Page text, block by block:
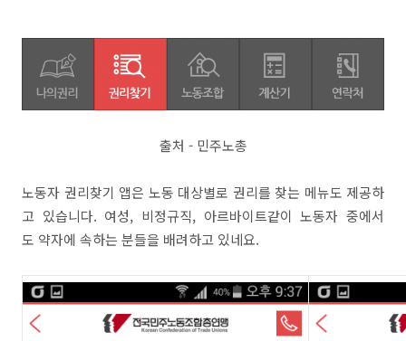
출처 - 민주노총
노동자 권리찾기 앱은 노동 대상별로 권리를 찾는 메뉴도 제공하
고 있습니다. 여성, 비정규직, 아르바이트같이 노동자 중에서
도 약자에 속하는 분들을 배려하고 있네요.